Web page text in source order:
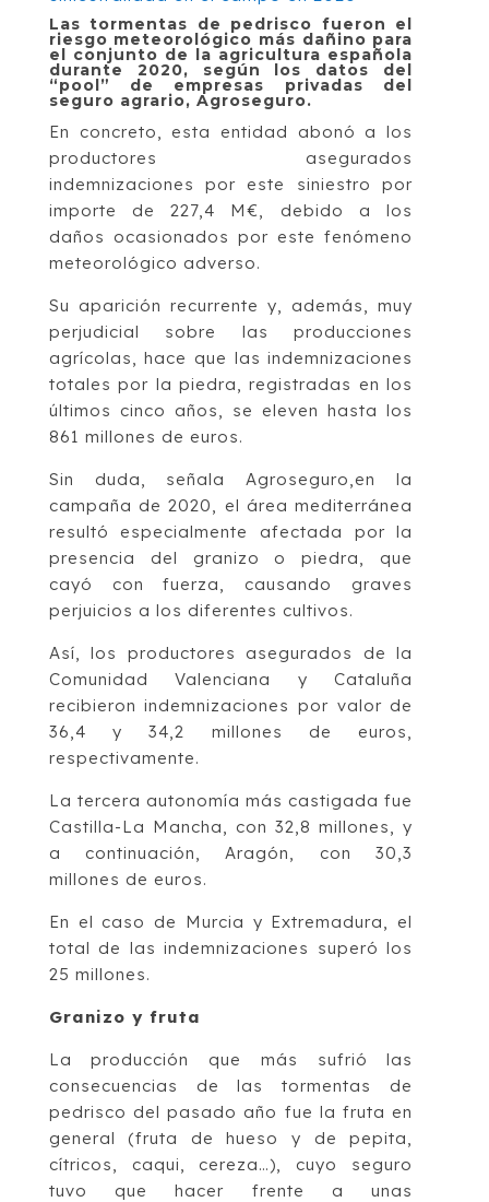
Las tormentas de pedrisco fueron el
riesgo meteorológico más dañino para
el conjunto de la agricultura española
durante 2020, según los datos del
“pool” de empresas privadas del
seguro agrario, Agroseguro.
En concreto, esta entidad abonó a los
productores asegurados
indemnizaciones por este siniestro por
importe de 227,4 M€, debido a los
daños ocasionados por este fenómeno
meteorológico adverso.
Su aparición recurrente y, además, muy
perjudicial sobre las producciones
agrícolas, hace que las indemnizaciones
totales por la piedra, registradas en los
últimos cinco años, se eleven hasta los
861 millones de euros.
Sin duda, señala Agroseguro,en la
campaña de 2020, el área mediterránea
resultó especialmente afectada por la
presencia del granizo o piedra, que
cayó con fuerza, causando graves
perjuicios a los diferentes cultivos.
Así, los productores asegurados de la
Comunidad Valenciana y Cataluña
recibieron indemnizaciones por valor de
36,4 y 34,2 millones de euros,
respectivamente.
La tercera autonomía más castigada fue
Castilla-La Mancha, con 32,8 millones, y
a continuación, Aragón, con 30,3
millones de euros.
En el caso de Murcia y Extremadura, el
total de las indemnizaciones superó los
25 millones.
Granizo y fruta
La producción que más sufrió las
consecuencias de las tormentas de
pedrisco del pasado año fue la fruta en
general (fruta de hueso y de pepita,
cítricos, caqui, cereza…), cuyo seguro
tuvo que hacer frente a unas